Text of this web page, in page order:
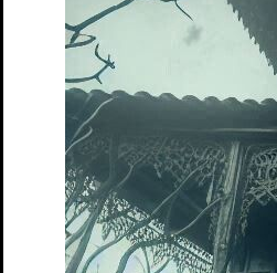
Premiere
13. Dez. 2025
Kapelle
Söhne
von Marine Bachelot
Tickets
Premiere
Schloss
Wo sind denn alle? von Leo
Tickets
Premiere
10. Apr. 2026Studio
Junges S.T.M.
20. Juli: Ein Zeitstück von
Tickets
Früher war alles besser!
Tickets
Premiere
15. Mai. 2026Studio